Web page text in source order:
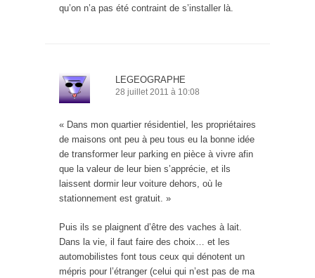
qu’on n’a pas été contraint de s’installer là.
LEGEOGRAPHE
28 juillet 2011 à 10:08
« Dans mon quartier résidentiel, les propriétaires
de maisons ont peu à peu tous eu la bonne idée
de transformer leur parking en pièce à vivre afin
que la valeur de leur bien s’apprécie, et ils
laissent dormir leur voiture dehors, où le
stationnement est gratuit. »
Puis ils se plaignent d’être des vaches à lait.
Dans la vie, il faut faire des choix… et les
automobilistes font tous ceux qui dénotent un
mépris pour l’étranger (celui qui n’est pas de ma